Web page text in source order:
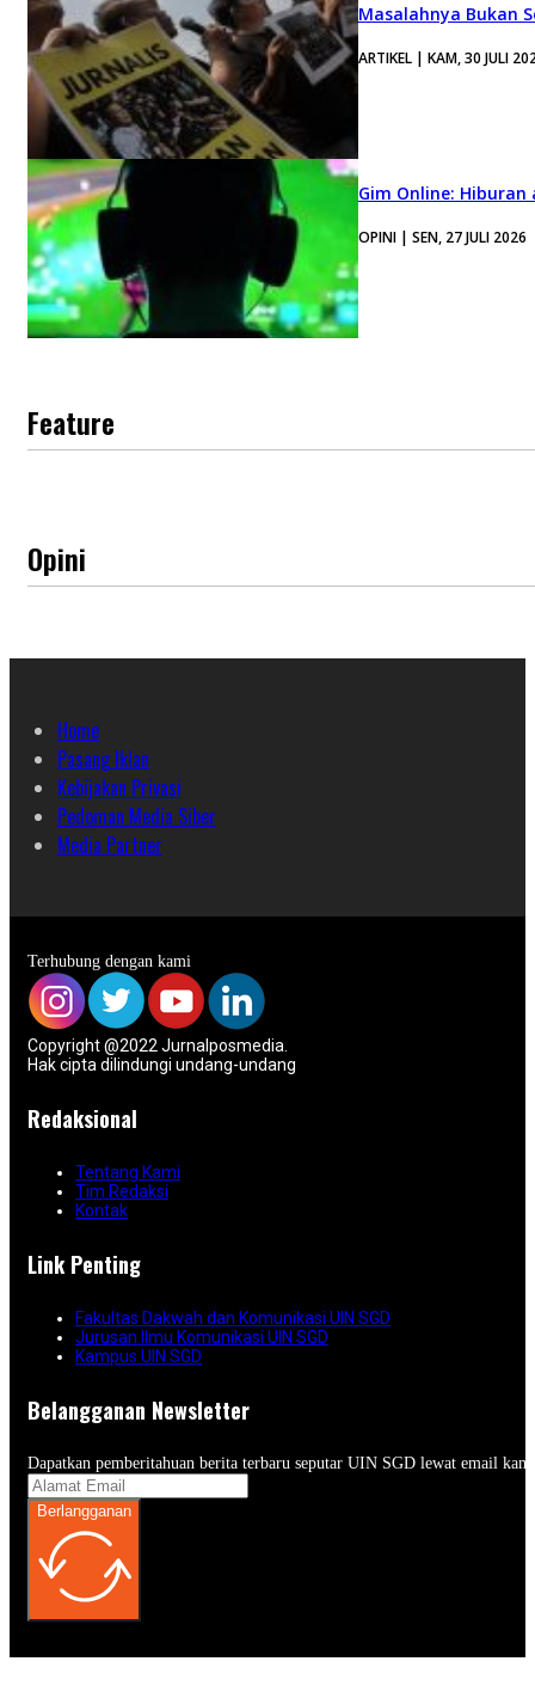
Masalahnya Bukan
ARTIKEL | KAM, 30 JULI
Gim Online:
OPINI | SEN, 27 JULI 2026
Feature
Opini
Home
Pasang Iklan
Kebijakan Privasi
Pedoman Media Siber
Media Partner
Terhubung dengan kami
Copyright @2022 Jurnalposmedia.
Hak cipta dilindungi undang-undang
Redaksional
Tentang Kami
Tim Redaksi
Kontak
Link Penting
Fakultas Dakwah dan Komunikasi UIN SGD
Jurusan Ilmu Komunikasi UIN SGD
Kampus UIN SGD
Belangganan Newsletter
Dapatkan pemberitahuan berita terbaru seputar UIN SGD lewat email
Berlangganan